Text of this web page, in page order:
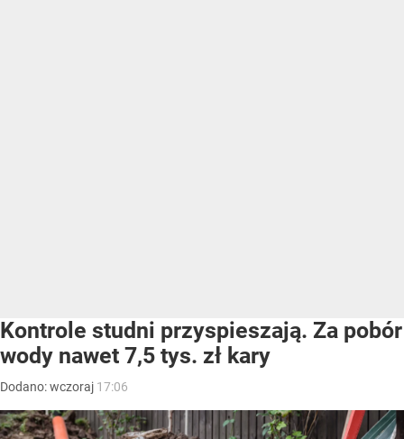
Kontrole studni przyspieszają. Za pobór
wody nawet 7,5 tys. zł kary
Dodano:wczoraj 17:06